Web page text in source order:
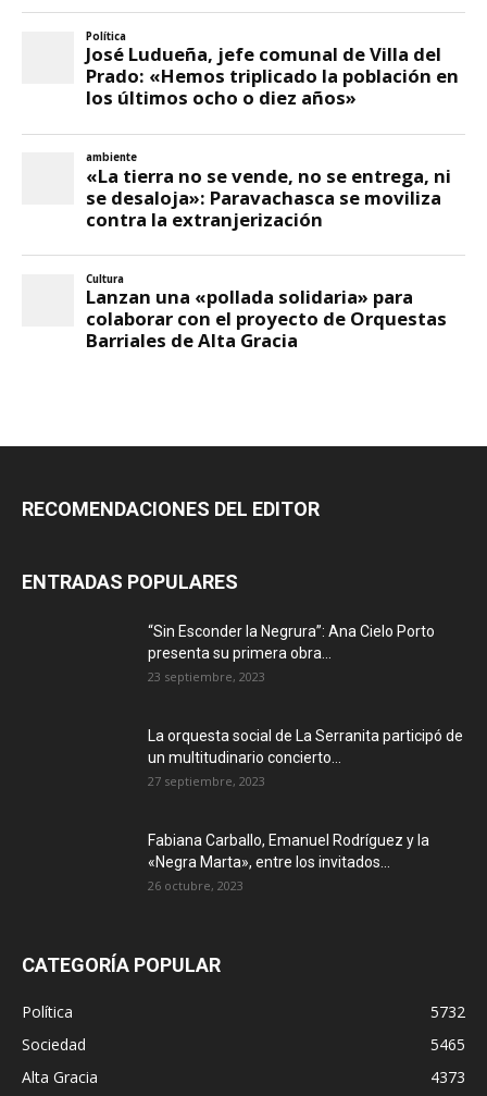
RECOMENDACIONES DEL EDITOR
ENTRADAS POPULARES
“Sin Esconder la Negrura”: Ana Cielo Porto
presenta su primera obra...
23 septiembre, 2023
La orquesta social de La Serranita participó de
un multitudinario concierto...
27 septiembre, 2023
Fabiana Carballo, Emanuel Rodríguez y la
«Negra Marta», entre los invitados...
26 octubre, 2023
CATEGORÍA POPULAR
Política
5732
Sociedad
5465
Alta Gracia
4373